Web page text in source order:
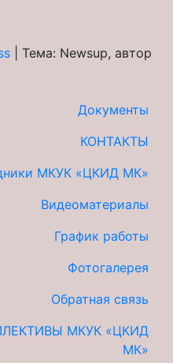
Тема: Newsup, автор
Документы
КОНТАКТЫ
МКУК «ЦКИД МК»
Видеоматериалы
График работы
Фотогалерея
Обратная связь
МКУК «ЦКИД
МК»